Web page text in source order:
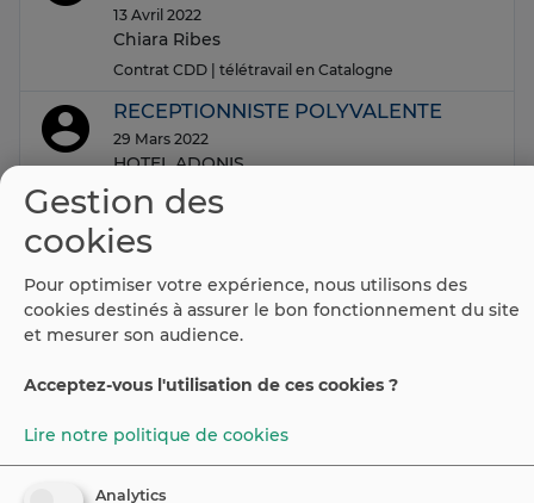
13 Avril 2022
Chiara Ribes
Contrat CDD | télétravail en Catalogne
RECEPTIONNISTE POLYVALENTE
29 Mars 2022
HOTEL ADONIS
Contrat CDI | Bayonne
Préc. 1 2 3 4 … 39 40(current)
41 … 51
Portail Emploi Espagne
Gestion des
cookies
Pour optimiser votre expérience, nous utilisons des
cookies destinés à assurer le bon fonctionnement du site
et mesurer son audience.
Acceptez-vous l'utilisation de ces cookies ?
Lire notre politique de cookies
Analytics